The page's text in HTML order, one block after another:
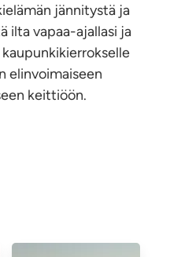
jännitystä ja
ilta vapaa-ajallasi ja
elinvoimaiseen
keittiöön.